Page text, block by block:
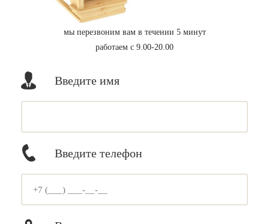
мы перезвоним вам в течении 5 минут
работаем с 9.00-20.00
Введите имя
Введите телефон